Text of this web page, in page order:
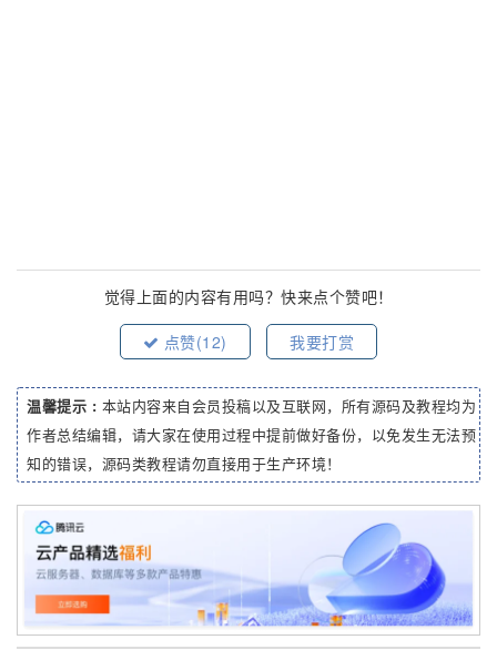
觉得上面的内容有用吗？快来点个赞吧！
点赞(12) 我要打赏
温馨提示 : 本站内容来自会员投稿以及互联网，所有源码及教程均为
作者总结编辑，请大家在使用过程中提前做好备份，以免发生无法预
知的错误，源码类教程请勿直接用于生产环境！